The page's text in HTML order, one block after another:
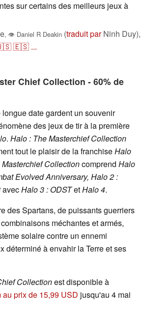
sur certains des meilleurs jeux à
, 👁 Daniel R Deakin (traduit parNinh Duy),
🇪🇸 ...
Chief Collection - 60% de
date gardent un souvenir
des jeux de tir à la première
. Halo : The Masterchief Collection
tout le plaisir de la franchiseHalo
Masterchief Collectioncomprend Halo
Evolved Anniversary, Halo 2 :
avecHalo 3 : ODSTetHalo 4.
des Spartans, de puissants guerriers
méchantes et armés,
solaire contre un ennemi
déterminé à envahir la Terre et ses
Collectionest disponible à
au prix de 15,99 USD jusqu'au 4 mai